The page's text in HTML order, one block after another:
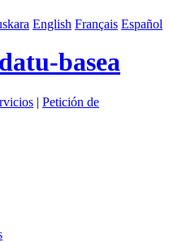
English Français Español
basea
| Petición de